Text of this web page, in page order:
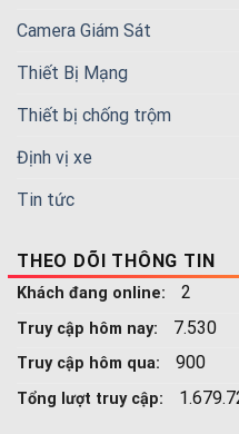
Camera Giám Sát
Thiết Bị Mạng
Thiết bị chống trộm
Định vị xe
Tin tức
THEO DÕI THÔNG TIN
Khách đang online: 2
Truy cập hôm nay: 7.530
Truy cập hôm qua: 900
Tổng lượt truy cập: